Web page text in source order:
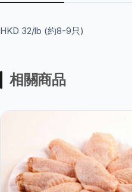
HKD 32/lb (約8-9只)
相關商品